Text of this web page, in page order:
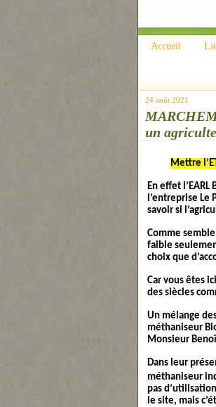
Accueil
24 août 2021
un
Mettre
En effet
l’entreprise Le
savoir si
Comme
faible
choix que
Car vous êtes
des siècles
Un mélange
méthaniseur
Monsieur
Dans leur
méthaniseur
pas
le site, mais